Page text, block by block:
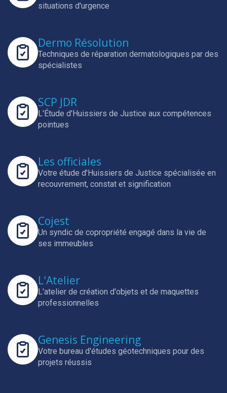
situations d'urgence
Dermo Résolution
Techniques de réparation dermatologiques par des
spécialistes
SCP JDR
L'Étude d'Huissiers de Justice aux compétences
pointues
Les officiales
Votre étude d'Huissiers de Justice spécialisée en
recouvrement, constat et signification
Cojest
Un syndic de copropriété engagé dans la vie de
ses immeubles
L'Atelier
L'atelier de création d'objets et de maquettes
professionnelles
Genesis Engineering
Votre bureau d'études géotechniques pour des
projets réussis